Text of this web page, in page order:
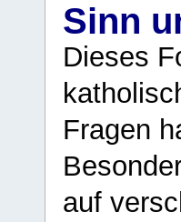
Sinn
Dieses
Fragen
auf